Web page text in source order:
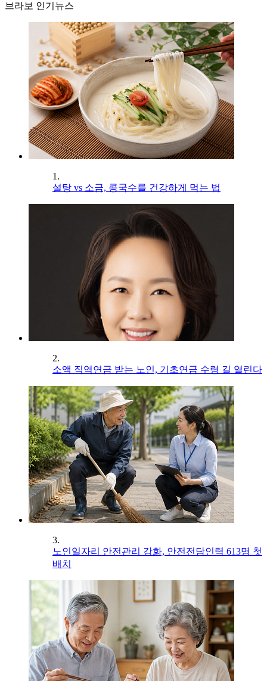
브라보 인기뉴스
1.
설탕 vs 소금, 콩국수를 건강하게 먹는 법
2.
소액 직역연금 받는 노인, 기초연금 수령 길 열린다
3.
노인일자리 안전관리 강화, 안전전담인력 613명 첫
배치